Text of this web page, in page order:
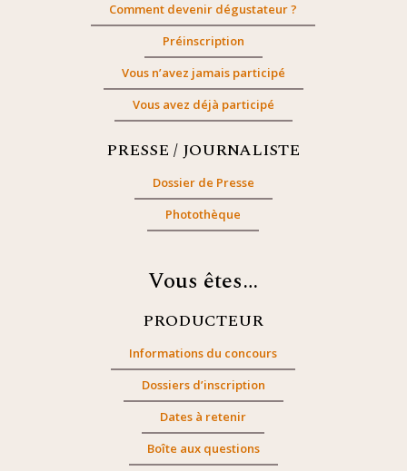
Comment devenir dégustateur ?
Préinscription
Vous n’avez jamais participé
Vous avez déjà participé
PRESSE / JOURNALISTE
Dossier de Presse
Photothèque
Vous êtes…
PRODUCTEUR
Informations du concours
Dossiers d’inscription
Dates à retenir
Boîte aux questions